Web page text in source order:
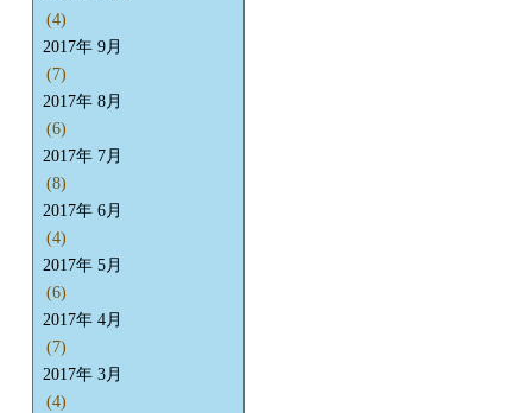
(4)
2017年 9月
(7)
2017年 8月
(6)
2017年 7月
(8)
2017年 6月
(4)
2017年 5月
(6)
2017年 4月
(7)
2017年 3月
(4)